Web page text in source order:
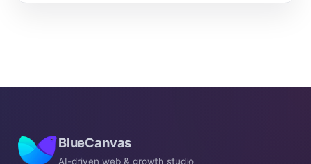
BlueCanvas
AI-driven web & growth studio